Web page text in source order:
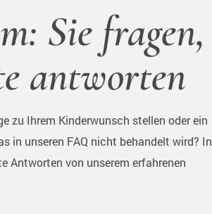
Sie fragen,
antworten
zu Ihrem Kinderwunsch stellen oder ein
in unseren FAQ nicht behandelt wird? In
Antworten von unserem erfahrenen